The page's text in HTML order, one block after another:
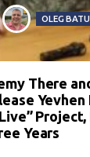
OLEG
There
Yevhen
Project,
Years